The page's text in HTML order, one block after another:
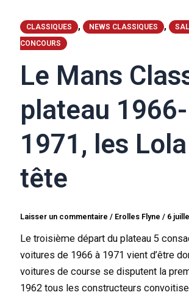
CLASSIQUES , NEWS CLASSIQUES ,
CONCOURS
Le Mans
plateau 1966-
1971, les
tête
Laisser un commentaire / Erolles Flyne/ 6
Le troisième départ du plateau 5
voitures de 1966 à 1971 vient d’être
voitures de course se disputent la
1962 tous les constructeurs